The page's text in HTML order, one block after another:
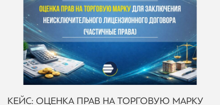
КЕЙС: ОЦЕНКА ПРАВ НА ТОРГОВУЮ МАРКУ